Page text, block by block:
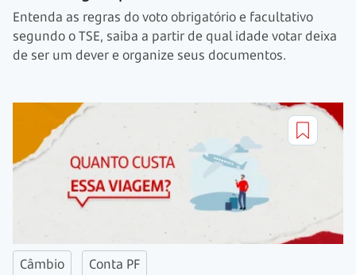
Entenda as regras do voto obrigatório e facultativo
segundo o TSE, saiba a partir de qual idade votar deixa
de ser um dever e organize seus documentos.
Câmbio Conta PF